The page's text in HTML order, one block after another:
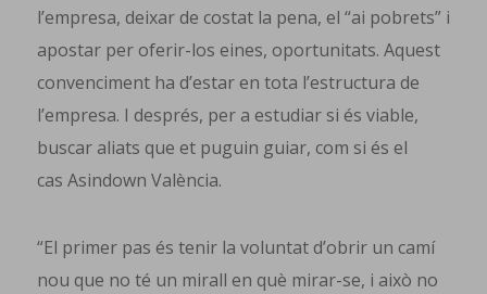
l’empresa, deixar de costat la pena, el “ai pobrets” i
apostar per oferir-los eines, oportunitats. Aquest
convenciment ha d’estar en tota l’estructura de
l’empresa. I després, per a estudiar si és viable,
buscar aliats que et puguin guiar, com si és el
cas Asindown València.
“El primer pas és tenir la voluntat d’obrir un camí
nou que no té un mirall en què mirar-se, i això no